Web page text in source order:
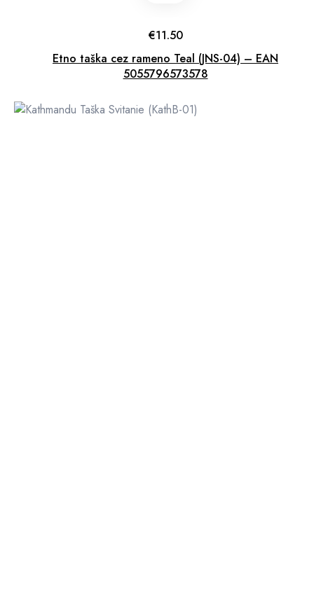
Etno taška cez rameno Teal (JNS-04) – EAN
5055796573578
€11.50